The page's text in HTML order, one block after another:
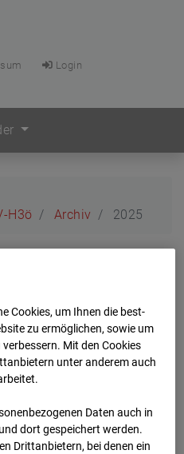
Login
H3ö
Archiv 2025
30655 Hannover
Übersicht
Cookies, um Ihnen die best­
zu ermöglichen, sowie um
Mit den Cookies
unter anderem auch
Daten auch in
dort gespeichert werden.
Drittanbietern, bei denen ein